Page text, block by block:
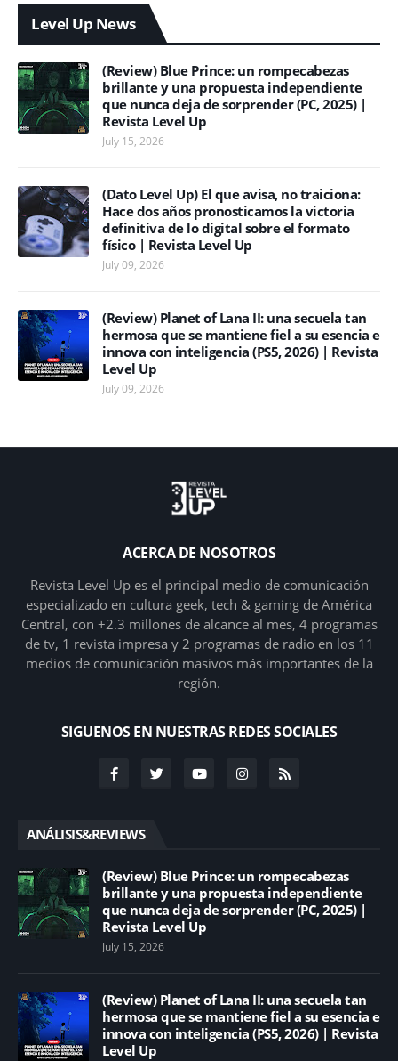
Level Up News
(Review) Blue Prince: un rompecabezas
brillante y una propuesta independiente
que nunca deja de sorprender (PC, 2025) |
Revista Level Up
July 15, 2026
(Dato Level Up) El que avisa, no traiciona:
Hace dos años pronosticamos la victoria
definitiva de lo digital sobre el formato
físico | Revista Level Up
July 09, 2026
(Review) Planet of Lana II: una secuela tan
hermosa que se mantiene fiel a su esencia e
innova con inteligencia (PS5, 2026) | Revista
Level Up
July 09, 2026
ACERCA DE NOSOTROS
Revista Level Up es el principal medio de comunicación
especializado en cultura geek, tech & gaming de América
Central, con +2.3 millones de alcance al mes, 4 programas
de tv, 1 revista impresa y 2 programas de radio en los 11
medios de comunicación masivos más importantes de la
región.
SIGUENOS EN NUESTRAS REDES SOCIALES
ANÁLISIS&REVIEWS
(Review) Blue Prince: un rompecabezas
brillante y una propuesta independiente
que nunca deja de sorprender (PC, 2025) |
Revista Level Up
July 15, 2026
(Review) Planet of Lana II: una secuela tan
hermosa que se mantiene fiel a su esencia e
innova con inteligencia (PS5, 2026) | Revista
Level Up